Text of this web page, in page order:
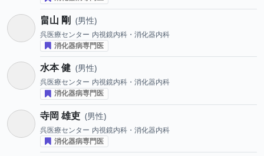
畠山 剛 男性
呉医療センター 内視鏡内科・消化器内科
消化器病専門医
水本 健 男性
呉医療センター 内視鏡内科・消化器内科
消化器病専門医
寺岡 雄吏 男性
呉医療センター 内視鏡内科・消化器内科
消化器病専門医